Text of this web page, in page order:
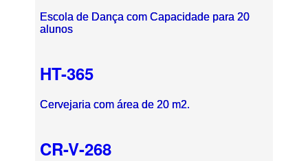
Escola de Dança com Capacidade para 20
alunos
HT-365
Cervejaria com área de 20 m2.
CR-V-268